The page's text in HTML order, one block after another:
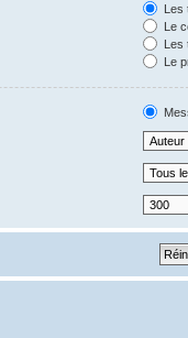
Les
Le
Les
Le